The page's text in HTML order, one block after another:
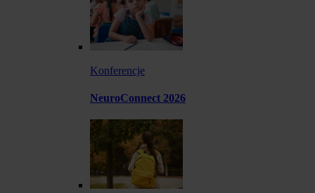
Konferencje
NeuroConnect 2026